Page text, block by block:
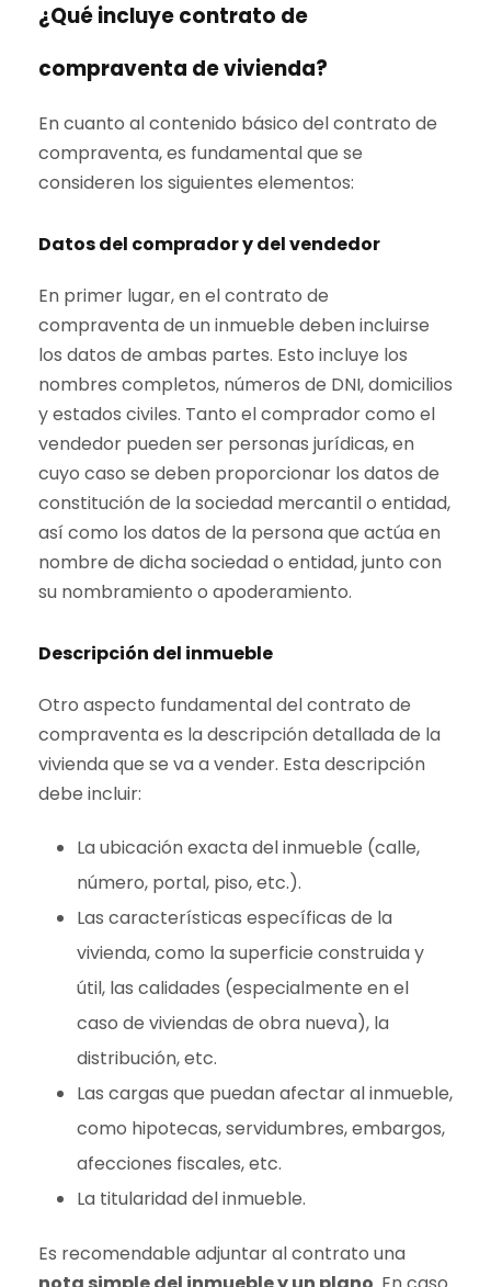
¿Qué incluye contrato de
compraventa de vivienda?
En cuanto al contenido básico del contrato de
compraventa, es fundamental que se
consideren los siguientes elementos:
Datos del comprador y del vendedor
En primer lugar, en el contrato de
compraventa de un inmueble deben incluirse
los datos de ambas partes. Esto incluye los
nombres completos, números de DNI, domicilios
y estados civiles. Tanto el comprador como el
vendedor pueden ser personas jurídicas, en
cuyo caso se deben proporcionar los datos de
constitución de la sociedad mercantil o entidad,
así como los datos de la persona que actúa en
nombre de dicha sociedad o entidad, junto con
su nombramiento o apoderamiento.
Descripción del inmueble
Otro aspecto fundamental del contrato de
compraventa es la descripción detallada de la
vivienda que se va a vender. Esta descripción
debe incluir:
La ubicación exacta del inmueble (calle,
número, portal, piso, etc.).
Las características específicas de la
vivienda, como la superficie construida y
útil, las calidades (especialmente en el
caso de viviendas de obra nueva), la
distribución, etc.
Las cargas que puedan afectar al inmueble,
como hipotecas, servidumbres, embargos,
afecciones fiscales, etc.
La titularidad del inmueble.
Es recomendable adjuntar al contrato una